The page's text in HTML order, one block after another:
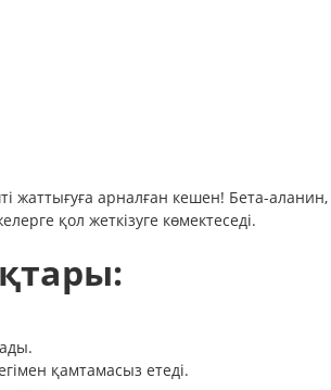
жаттығуға арналған кешен! Бета-
қол жеткізуге көмектеседі.
қамтамасыз етеді.